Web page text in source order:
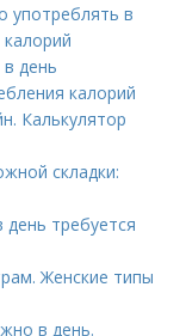
употреблять в
день
калорий
Калькулятор
складки:
требуется
Женские типы
в день.